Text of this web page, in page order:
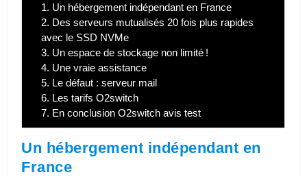
1. Un hébergement indépendant en France
2. Des serveurs mutualisés 20 fois plus rapides
avec le SSD NVMe
3. Un espace de stockage non limité !
4. Une vraie assistance
5. Le défaut : serveur mail
6. Les tarifs O2switch
7. En conclusion O2switch avis test
Un hébergement indépendant en
France